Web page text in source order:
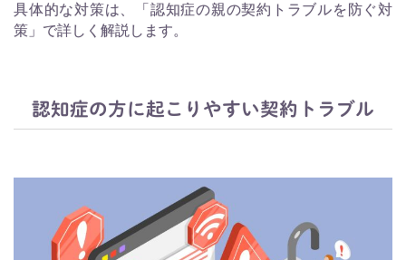
具体的な対策は、「認知症の親の契約トラブルを防ぐ対
策」で詳しく解説します。
認知症の方に起こりやすい契約トラブル